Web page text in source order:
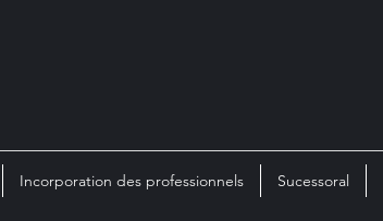
Incorporation des professionnels Sucessoral